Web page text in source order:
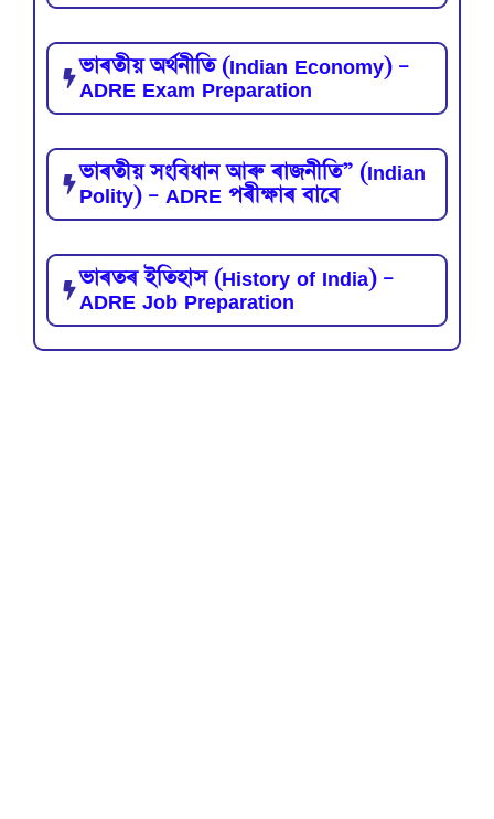
ভাৰতীয় অৰ্থনীতি (Indian Economy) –
ADRE Exam Preparation
ভাৰতীয় সংবিধান আৰু ৰাজনীতি” (Indian
Polity) – ADRE পৰীক্ষাৰ বাবে
ভাৰতৰ ইতিহাস (History of India) –
ADRE Job Preparation